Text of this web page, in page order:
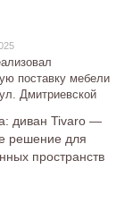
поставку мебели
Дмитриевской